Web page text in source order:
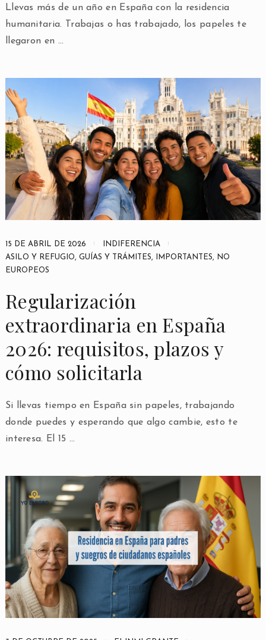
Llevas más de un año en España con la residencia
humanitaria. Trabajas o has trabajado, los papeles te
llegaron en …
15 DE ABRIL DE 2026
INDIFERENCIA
ASILO Y REFUGIO, GUÍAS Y TRÁMITES, IMPORTANTES,
NO
EUROPEOS
Regularización
extraordinaria en España
2026: requisitos, plazos y
cómo solicitarla
Si llevas tiempo en España sin papeles, trabajando
donde puedes y esperando que algo cambie, esto te
interesa. El 15 …